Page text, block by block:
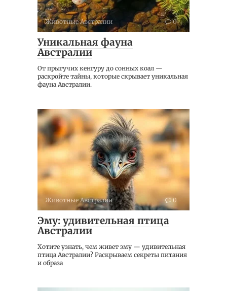
Животные Австралии 0
Уникальная фауна
Австралии
От прыгучих кенгуру до сонных коал —
раскройте тайны, которые скрывает уникальная
фауна Австралии.
Животные Австралии 0
Эму: удивительная птица
Австралии
Хотите узнать, чем живет эму — удивительная
птица Австралии? Раскрываем секреты питания
и образа